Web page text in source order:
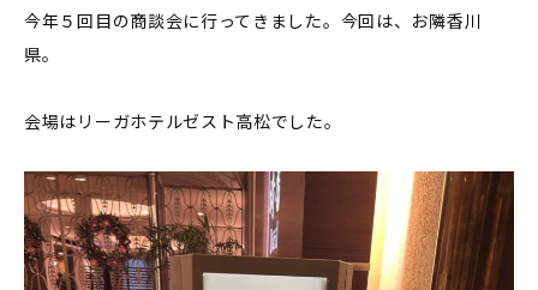
今年５回目の商談会に行ってきました。今回は、お隣香川
県。
会場はリーガホテルゼスト高松でした。